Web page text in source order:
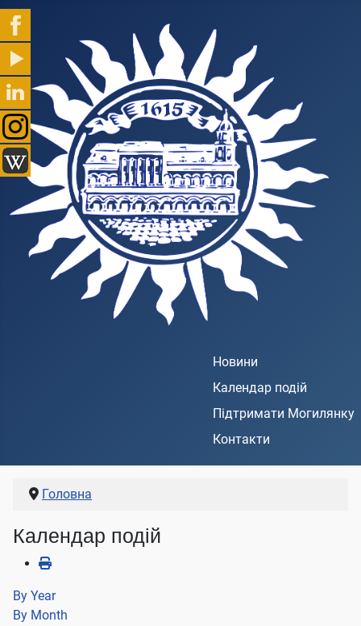
Новини
Календар подій
Підтримати Могилянку
Контакти
Головна
Календар подій
By Year
By Month